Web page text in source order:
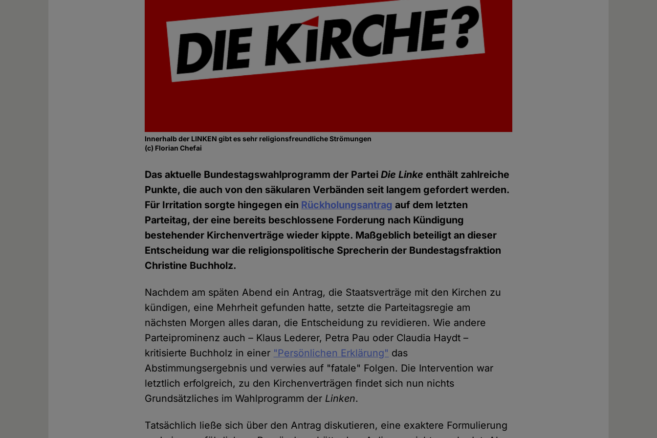
Innerhalb der LINKEN gibt es sehr religionsfreundliche Strömungen
(c) Florian Chefai
Das aktuelle Bundestagswahlprogramm der ParteiDie Linke enthält zahlreiche
Punkte, die auch von den säkularen Verbänden seit langem gefordert werden.
Für Irritation sorgte hingegen ein Rückholungsantrag auf dem letzten
Parteitag, der eine bereits beschlossene Forderung nach Kündigung
bestehender Kirchenverträge wieder kippte. Maßgeblich beteiligt an dieser
Entscheidung war die religionspolitische Sprecherin der Bundestagsfraktion
Christine Buchholz.
Nachdem am späten Abend ein Antrag, die Staatsverträge mit den Kirchen zu
kündigen, eine Mehrheit gefunden hatte, setzte die Parteitagsregie am
nächsten Morgen alles daran, die Entscheidung zu revidieren. Wie andere
Parteiprominenz auch – Klaus Lederer, Petra Pau oder Claudia Haydt –
kritisierte Buchholz in einer "Persönlichen Erklärung" das
Abstimmungsergebnis und verwies auf "fatale" Folgen. Die Intervention war
letztlich erfolgreich, zu den Kirchenverträgen findet sich nun nichts
Grundsätzliches im Wahlprogramm der Linken.
Tatsächlich ließe sich über den Antrag diskutieren, eine exaktere Formulierung